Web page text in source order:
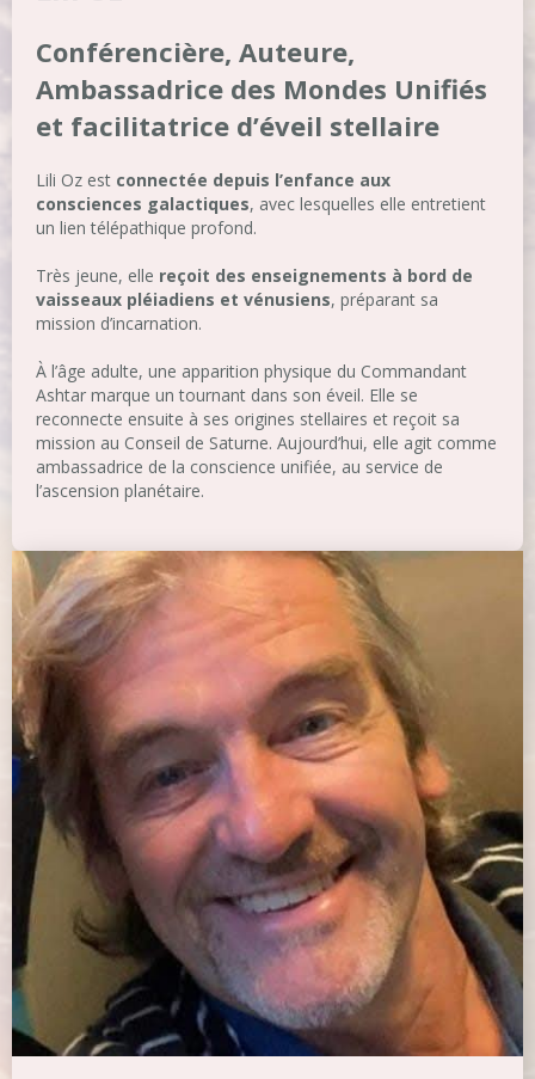
Conférencière, Auteure,
Ambassadrice des Mondes Unifiés
et facilitatrice d’éveil stellaire
Lili Oz est connectée depuis l’enfance aux
consciences galactiques, avec lesquelles elle entretient
un lien télépathique profond.
Très jeune, elle reçoit des enseignements à bord de
vaisseaux pléiadiens et vénusiens, préparant sa
mission d’incarnation.
À l’âge adulte, une apparition physique du Commandant
Ashtar marque un tournant dans son éveil. Elle se
reconnecte ensuite à ses origines stellaires et reçoit sa
mission au Conseil de Saturne. Aujourd’hui, elle agit comme
ambassadrice de la conscience unifiée, au service de
l’ascension planétaire.